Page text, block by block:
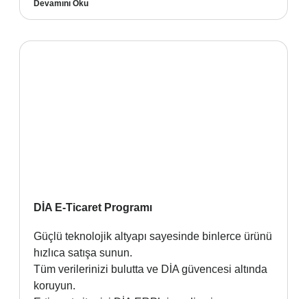
Devamını Oku
DİA E-Ticaret Programı
Güçlü teknolojik altyapı sayesinde binlerce ürünü
hızlıca satışa sunun.
Tüm verilerinizi bulutta ve DİA güvencesi altında
koruyun.